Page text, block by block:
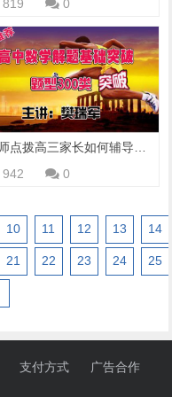
819 0
942
0
10 11 12 13 14
21 22 23 24 25
支付方式
广告合作